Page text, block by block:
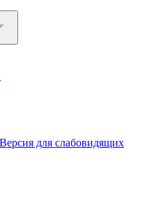
Версия для слабовидящих